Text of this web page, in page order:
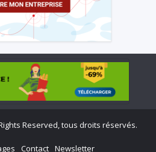
Reserved, tous droits réservés.
Contact Newsletter